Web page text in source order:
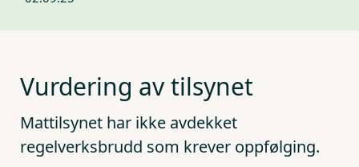
Vurdering av tilsynet
Mattilsynet har ikke avdekket
regelverksbrudd som krever oppfølging.